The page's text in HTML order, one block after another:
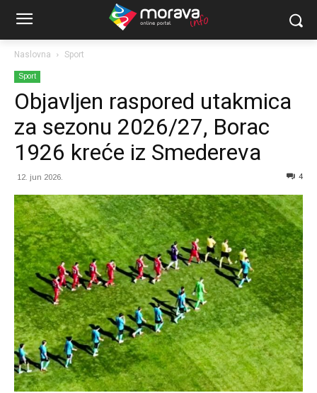
Naslovna Sport
Sport
Objavljen raspored utakmica
za sezonu 2026/27, Borac
1926 kreće iz Smedereva
12. jun 2026. 4